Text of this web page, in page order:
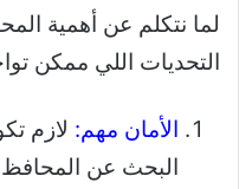
لما نتكلم عن أهمية
التحديات اللي ممكن
الأمان مهم: لازم
البحث عن المحافظ